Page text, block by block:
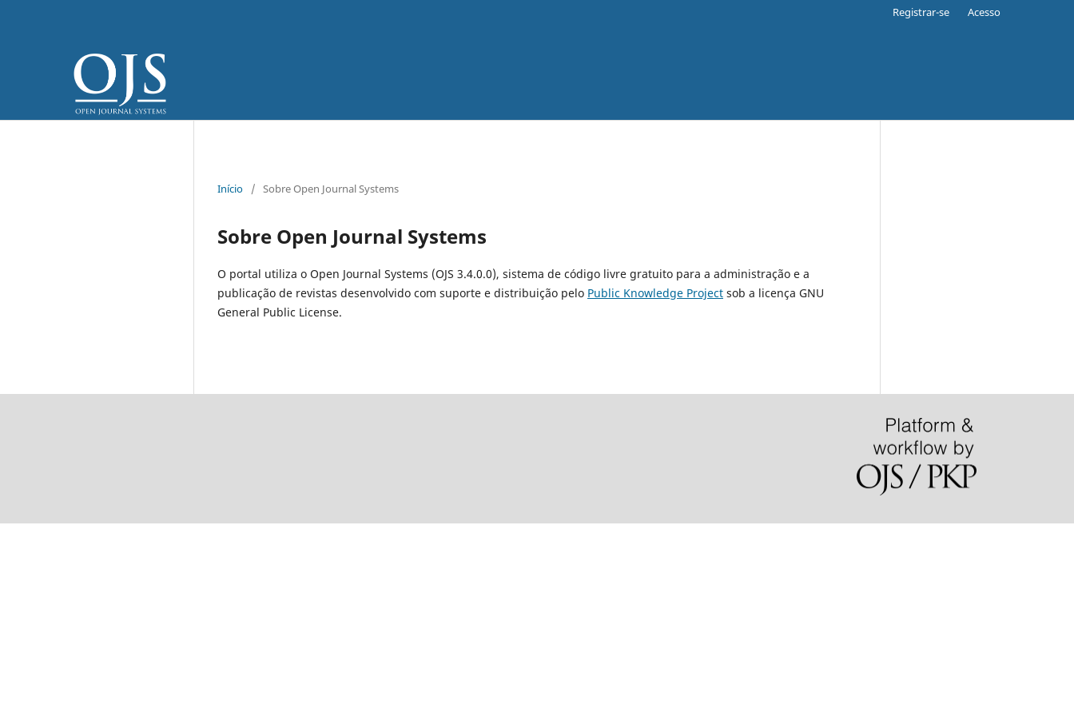
Registrar-se Acesso
Início / Sobre Open Journal Systems
Sobre Open Journal Systems
O portal utiliza o Open Journal Systems (OJS 3.4.0.0), sistema de código livre gratuito para a administração e a
publicação de revistas desenvolvido com suporte e distribuição pelo Public Knowledge Project sob a licença GNU
General Public License.